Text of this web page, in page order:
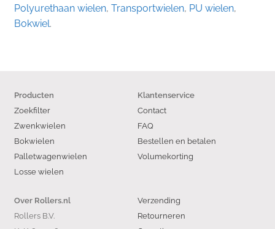
Polyurethaan wielen, Transportwielen, PU wielen,
Bokwiel.
Producten
Zoekfilter
Zwenkwielen
Bokwielen
Palletwagenwielen
Losse wielen
Klantenservice
Contact
FAQ
Bestellen en betalen
Volumekorting
Verzending
Retourneren
Over Rollers.nl
Rollers B.V.